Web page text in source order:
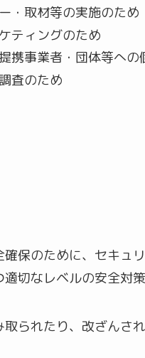
・取材等の実施のため
ティングのため
携事業者・団体等へ
査のため
保のために、セキュ
切なレベルの安全対策
られたり、改ざんさ